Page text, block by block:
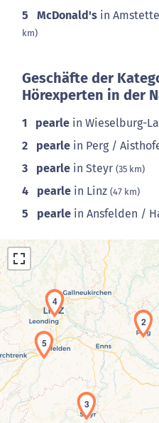
5 McDonald's in
km)
Geschäfte der
Hörexperten in der
1 pearle in Wieselburg-
2 pearle in Perg /
3 pearle in Steyr (35 km)
4 pearle in Linz (47 km)
5 pearle in Ansfelden /
2
3
4
5